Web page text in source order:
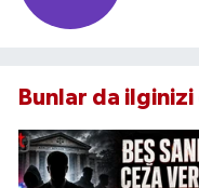
Bunlar da